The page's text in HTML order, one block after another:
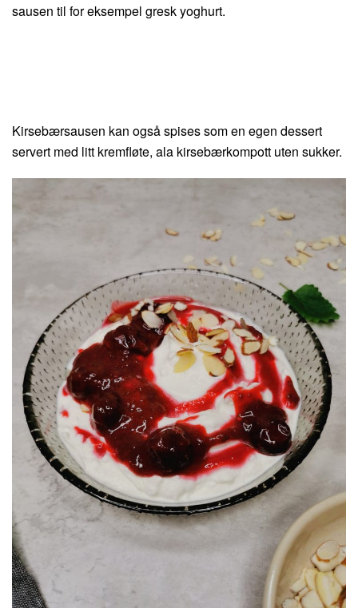
sausen til for eksempel gresk yoghurt.
Kirsebærsausen kan også spises som en egen dessert
servert med litt kremfløte, ala kirsebærkompott uten sukker.